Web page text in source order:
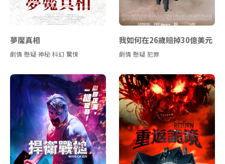
夢魘真相
劇情 懸疑 神秘 科幻 驚悚
我如何在26歲賠掉30億美元
劇情 懸疑 犯罪